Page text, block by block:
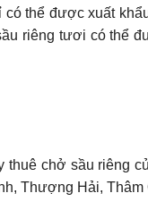
thể được xuất
riêng tươi có thể
thuê chở sầu riêng
Thượng Hải,